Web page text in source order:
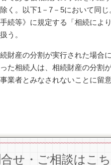
く。以下1－7－5において同
続等》に規定する「相続によ
う。
財産の分割が実行された場合
た相続人は、相続財産の分割
業者とみなされないことに留意
せ・ご相談はこ